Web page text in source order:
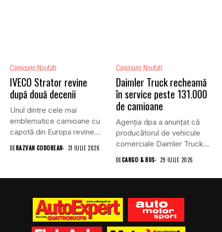
Camioane Noutati
IVECO Strator revine
după două decenii
Unul dintre cele mai
emblematice camioane cu
capotă din Europa revine
în...
DERAZVAN CODOREAN 31 IULIE 2026
Camioane Noutati
Daimler Truck recheamă
în service peste 131.000
de camioane
Agenția dpa a anunțat că
producătorul de vehicule
comerciale Daimler Truck
a...
DECARGO & BUS 29 IULIE 2026